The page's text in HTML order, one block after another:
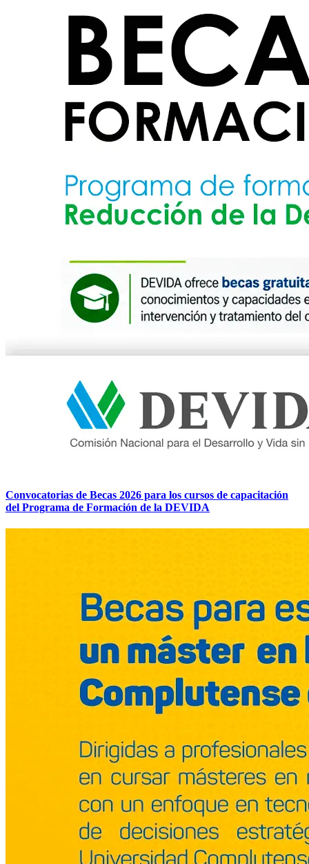
Convocatorias de Becas 2026 para los cursos de capacitación
del Programa de Formación de la DEVIDA